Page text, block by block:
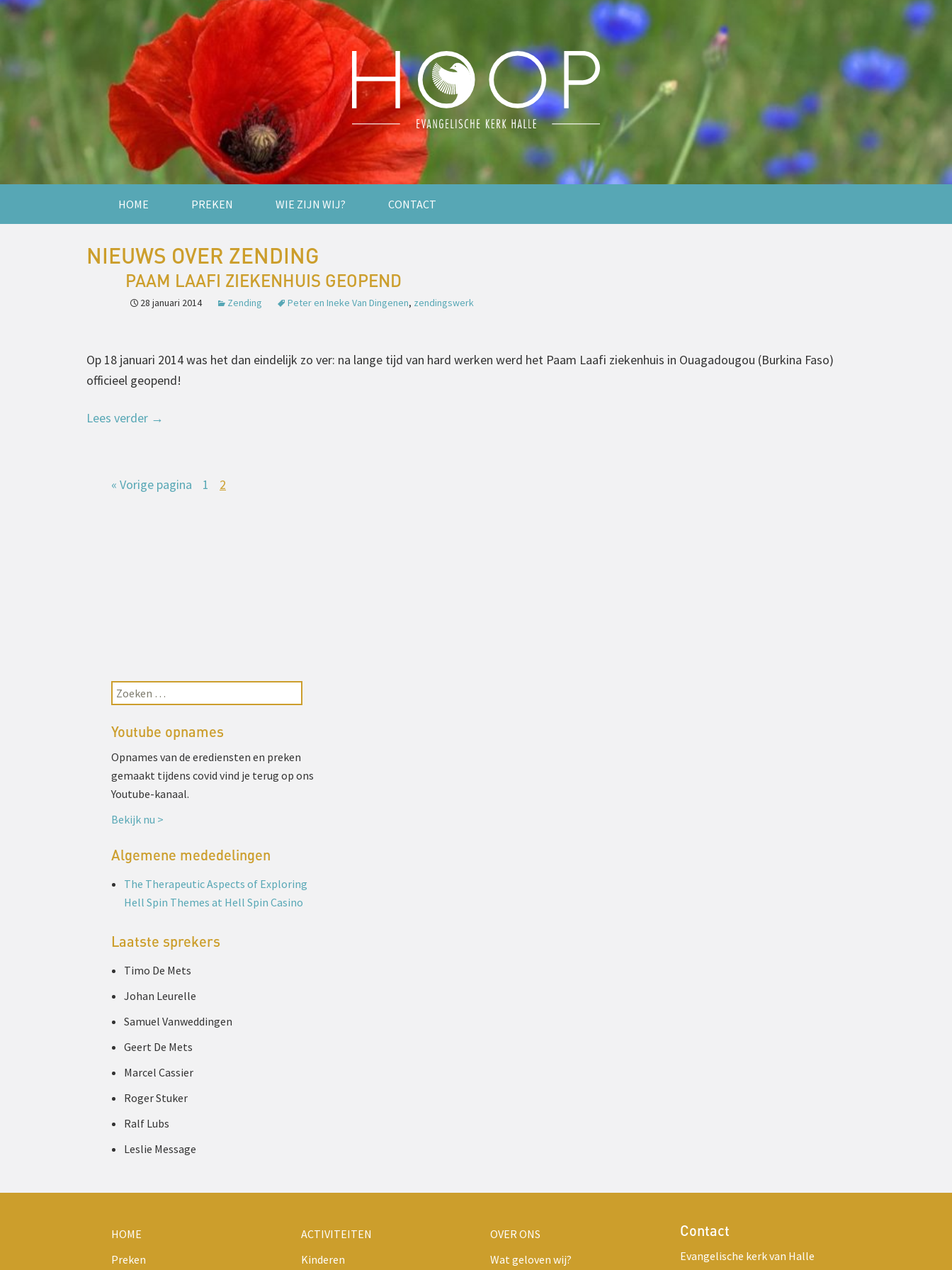
HOME PREKEN WIE ZIJN WIJ? CONTACT
NIEUWS OVER ZENDING
PAAM LAAFI ZIEKENHUIS GEOPEND
28 januari 2014 Zending Peter en Ineke Van Dingenen, zendingswerk
Op 18 januari 2014 was het dan eindelijk zo ver: na lange tijd van hard werken werd het Paam Laafi ziekenhuis in Ouagadougou (Burkina Faso)
officieel geopend!
Lees verder →
« Vorige pagina 1 2
Youtube opnames
Opnames van de erediensten en preken
gemaakt tijdens covid vind je terug op ons
Youtube-kanaal.
Bekijk nu >
Algemene mededelingen
The Therapeutic Aspects of Exploring
Hell Spin Themes at Hell Spin Casino
Laatste sprekers
Timo De Mets
Johan Leurelle
Samuel Vanweddingen
Geert De Mets
Marcel Cassier
Roger Stuker
Ralf Lubs
Leslie Message
HOME
Preken
ACTIVITEITEN
Kinderen
OVER ONS
Wat geloven wij?
Contact
Evangelische kerk van Halle